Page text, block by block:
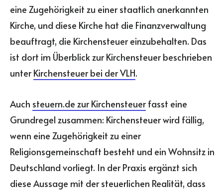
eine Zugehörigkeit zu einer staatlich anerkannten
Kirche, und diese Kirche hat die Finanzverwaltung
beauftragt, die Kirchensteuer einzubehalten. Das
ist dort im Überblick zur Kirchensteuer beschrieben
unterKirchensteuer bei der VLH.
Auch steuern.de zur Kirchensteuerfasst eine
Grundregel zusammen: Kirchensteuer wird fällig,
wenn eine Zugehörigkeit zu einer
Religionsgemeinschaft besteht und ein Wohnsitz in
Deutschland vorliegt. In der Praxis ergänzt sich
diese Aussage mit der steuerlichen Realität, dass